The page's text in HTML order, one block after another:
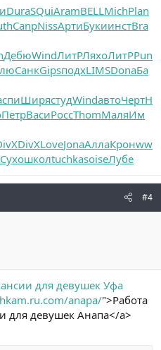
DuraSQuiAramBELLMichPlan
CanpNissАртиБукиинстBra
ДебюWindЛитРЛяхоЛитРPun
СанкGipsподхLIMSDonaБа
ШирястудWindавтоЧертН
ПетрВасиРоссThomМаляИм
DivXLoveJonaАллаКронww
СухошколtuchkasoiseЛубе
#4
для девушек Уфа
anapa/">Работа
для девушек Анапа</a>